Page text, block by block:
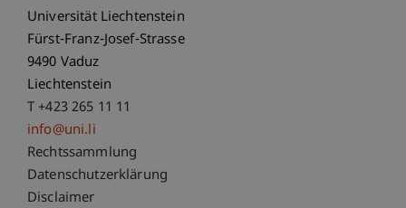
Universität Liechtenstein
Fürst-Franz-Josef-Strasse
9490 Vaduz
Liechtenstein
T +423 265 11 11
info@uni.li
Fußzeile Rechtliche Hinweise
Rechtssammlung
Datenschutzerklärung
Disclaimer